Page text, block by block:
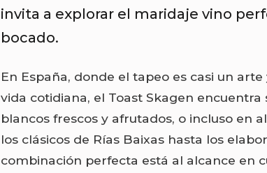
invita a explorar el maridaje vino
bocado.
En España, donde el tapeo es casi un
vida cotidiana, el Toast Skagen
blancos frescos y afrutados, o incluso en
los clásicos de Rías Baixas hasta los
combinación perfecta está al alcance en